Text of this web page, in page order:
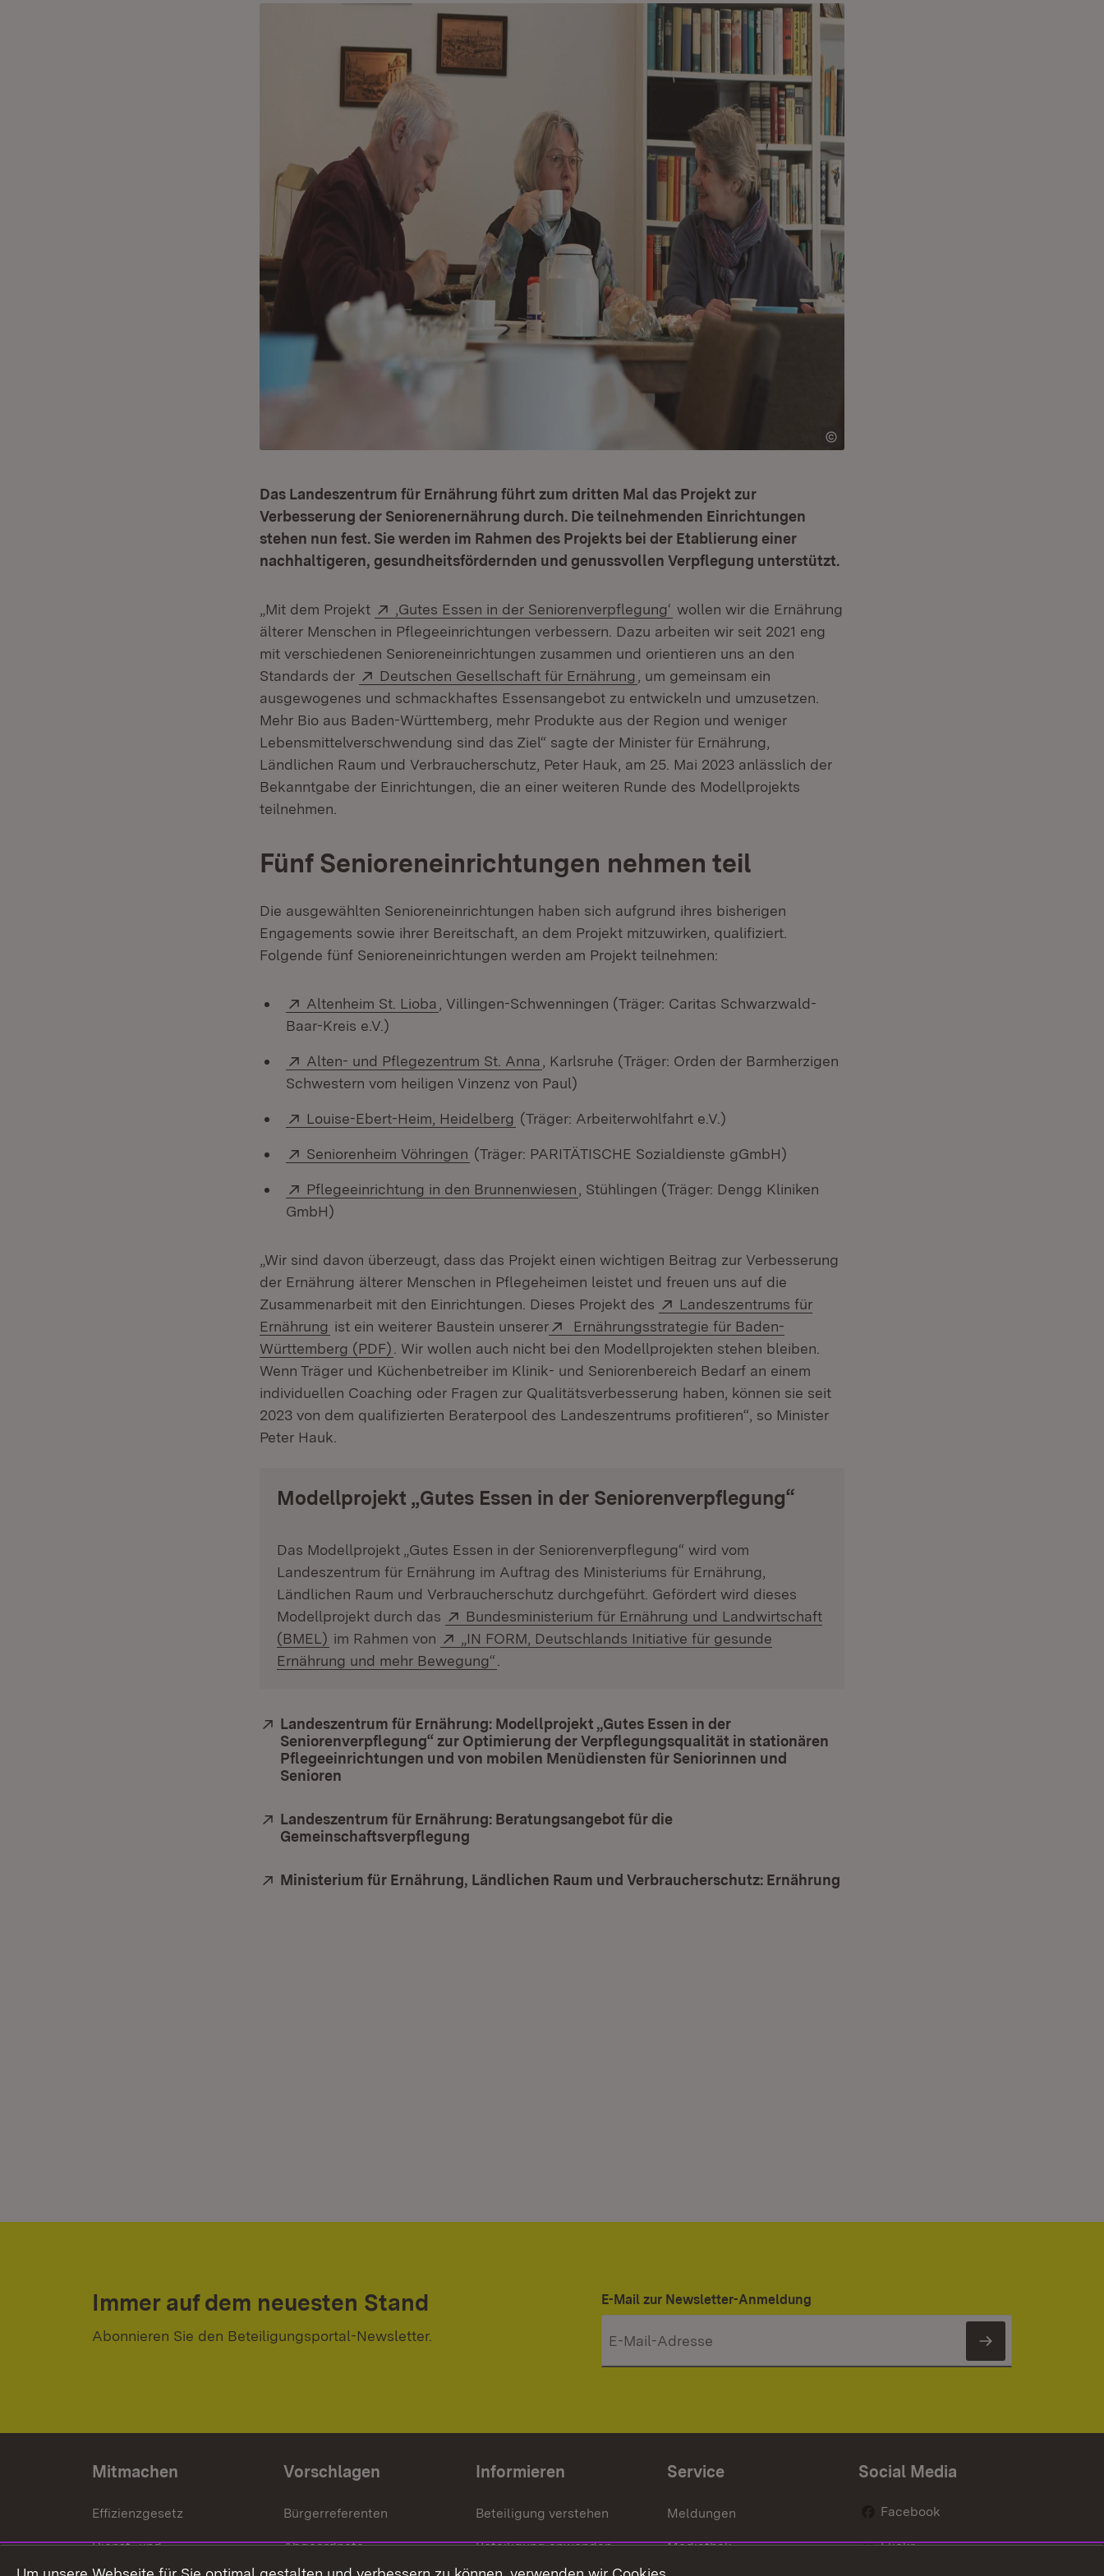
Das Landeszentrum für Ernährung führt zum dritten Mal das Projekt zur
Verbesserung der Seniorenernährung durch. Die teilnehmenden Einrichtungen
stehen nun fest. Sie werden im Rahmen des Projekts bei der Etablierung einer
nachhaltigeren, gesundheitsfördernden und genussvollen Verpflegung unterstützt.
„Mit dem Projekt Extern:
‚Gutes Essen in der Seniorenverpflegung‘ (Öffnet in neuem Fenster)
wollen wir die Ernährung
älterer Menschen in Pflegeeinrichtungen verbessern. Dazu arbeiten wir seit 2021 eng
mit verschiedenen Senioreneinrichtungen zusammen und orientieren uns an den
Standards der
Extern:
Deutschen Gesellschaft für Ernährung (Öffnet in neuem Fenster)
, um gemeinsam ein
ausgewogenes und schmackhaftes Essensangebot zu entwickeln und umzusetzen.
Mehr Bio aus Baden-Württemberg, mehr Produkte aus der Region und weniger
Lebensmittelverschwendung sind das Ziel“ sagte der Minister für Ernährung,
Ländlichen Raum und Verbraucherschutz, Peter Hauk, am 25. Mai 2023 anlässlich der
Bekanntgabe der Einrichtungen, die an einer weiteren Runde des Modellprojekts
teilnehmen.
Fünf Senioreneinrichtungen nehmen teil
Die ausgewählten Senioreneinrichtungen haben sich aufgrund ihres bisherigen
Engagements sowie ihrer Bereitschaft, an dem Projekt mitzuwirken, qualifiziert.
Folgende fünf Senioreneinrichtungen werden am Projekt teilnehmen:
Extern:
Altenheim St. Lioba (Öffnet in neuem Fenster)
, Villingen-Schwenningen (Träger: Caritas Schwarzwald-
Baar-Kreis e.V.)
Extern:
Alten- und Pflegezentrum St. Anna (Öffnet in neuem Fenster)
, Karlsruhe (Träger: Orden der Barmherzigen
Schwestern vom heiligen Vinzenz von Paul)
Extern:
Louise-Ebert-Heim, Heidelberg (Öffnet in neuem Fenster)
(Träger: Arbeiterwohlfahrt e.V.)
Extern:
Seniorenheim Vöhringen (Öffnet in neuem Fenster)
(Träger: PARITÄTISCHE Sozialdienste gGmbH)
Extern:
Pflegeeinrichtung in den Brunnenwiesen (Öffnet in neuem Fenster)
, Stühlingen (Träger: Dengg Kliniken
GmbH)
„Wir sind davon überzeugt, dass das Projekt einen wichtigen Beitrag zur Verbesserung
der Ernährung älterer Menschen in Pflegeheimen leistet und freuen uns auf die
Zusammenarbeit mit den Einrichtungen. Dieses Projekt des
Extern:
Landeszentrums für
Ernährung (Öffnet in neuem Fenster)
ist ein weiterer Baustein unserer Extern:
Ernährungsstrategie für Baden-
Württemberg (PDF) (Öffnet in neuem Fenster)
. Wir wollen auch nicht bei den Modellprojekten stehen bleiben.
Wenn Träger und Küchenbetreiber im Klinik- und Seniorenbereich Bedarf an einem
individuellen Coaching oder Fragen zur Qualitätsverbesserung haben, können sie seit
2023 von dem qualifizierten Beraterpool des Landeszentrums profitieren“, so Minister
Peter Hauk.
Modellprojekt „Gutes Essen in der Seniorenverpflegung“
Das Modellprojekt „Gutes Essen in der Seniorenverpflegung“ wird vom
Landeszentrum für Ernährung im Auftrag des Ministeriums für Ernährung,
Ländlichen Raum und Verbraucherschutz durchgeführt. Gefördert wird dieses
Modellprojekt durch das
Extern:
Bundesministerium für Ernährung und Landwirtschaft
(BMEL) (Öffnet in neuem Fenster)
im Rahmen von Extern:
„IN FORM, Deutschlands Initiative für gesunde
Ernährung und mehr Bewegung“
Extern:
Landeszentrum für Ernährung: Modellprojekt „Gutes Essen in der
Seniorenverpflegung“ zur Optimierung der Verpflegungsqualität in stationären
Pflegeeinrichtungen und von mobilen Menüdiensten für Seniorinnen und
Senioren
Extern:
Landeszentrum für Ernährung: Beratungsangebot für die
Gemeinschaftsverpflegung
Extern:
Ministerium für Ernährung, Ländlichen Raum und Verbraucherschutz: Ernährung
Immer auf dem neuesten Stand
Abonnieren Sie den Beteiligungsportal-Newsletter.
E-Mail zur Newsletter-Anmeldung
Newsletter
Mitmachen
Effizienzgesetz
Dienst- und
Versorgungsbezüge
Vorschlagen
Bürgerreferenten
Abgeordnete
Informieren
Beteiligung verstehen
Beteiligung anwenden
Service
Meldungen
Mediathek
Social Media
Facebook
Flickr